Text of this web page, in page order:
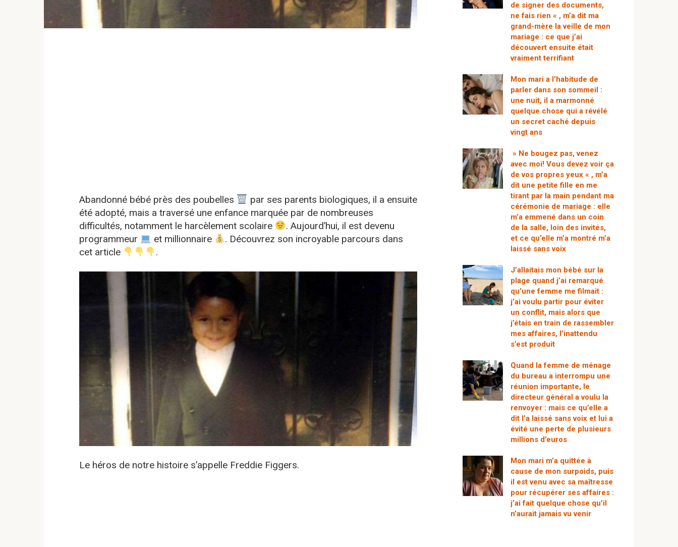
Abandonné bébé près des poubelles
par ses parents biologiques, il a ensuite
été adopté, mais a traversé une enfance marquée par de nombreuses
difficultés, notamment le harcèlement scolaire
. Aujourd’hui, il est devenu
programmeur
et millionnaire
. Découvrez son incroyable parcours dans
cet article
.
Le héros de notre histoire s’appelle Freddie Figgers.
de signer des documents,
ne fais rien « , m’a dit ma
grand-mère la veille de mon
mariage : ce que j’ai
découvert ensuite était
vraiment terrifiant
Mon mari a l’habitude de
parler dans son sommeil :
une nuit, il a marmonné
quelque chose qui a révélé
un secret caché depuis
vingt ans
» Ne bougez pas, venez
avec moi! Vous devez voir ça
de vos propres yeux « , m’a
dit une petite fille en me
tirant par la main pendant ma
cérémonie de mariage : elle
m’a emmené dans un coin
de la salle, loin des invités,
et ce qu’elle m’a montré m’a
laissé sans voix
J’allaitais mon bébé sur la
plage quand j’ai remarqué
qu’une femme me filmait :
j’ai voulu partir pour éviter
un conflit, mais alors que
j’étais en train de rassembler
mes affaires, l’inattendu
s’est produit
Quand la femme de ménage
du bureau a interrompu une
réunion importante, le
directeur général a voulu la
renvoyer : mais ce qu’elle a
dit l’a laissé sans voix et lui a
évité une perte de plusieurs
millions d’euros
Mon mari m’a quittée à
cause de mon surpoids, puis
il est venu avec sa maîtresse
pour récupérer ses affaires :
j’ai fait quelque chose qu’il
n’aurait jamais vu venir